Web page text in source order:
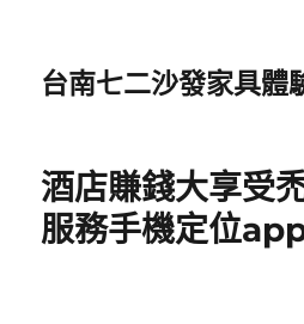
台南七二沙發家具體
酒店賺錢大享受
服務手機定位